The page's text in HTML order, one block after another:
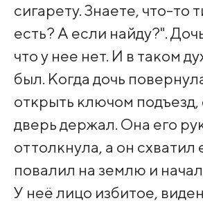
сигарету. Знаете, что-то
есть? А если найду?".
что у нее нет. И в таком
был. Когда дочь
открыть ключом подъезд,
дверь держал. Она его
оттолкнула, а он схватил
повалил на землю и
У неё лицо избитое,